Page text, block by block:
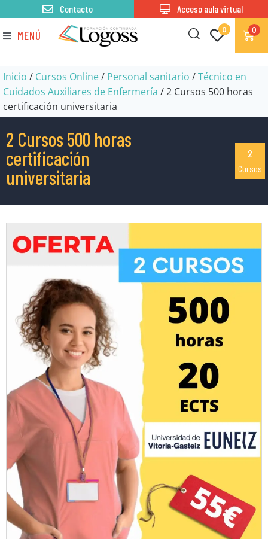
MENÚ 0 0
Contacto Acceso aula virtual
Inicio / Cursos Online/ Personal sanitario /Técnico en
Cuidados Auxiliares de Enfermería / 2 Cursos 500 horas
certificación universitaria
2 Cursos 500 horas
certificación
universitaria
2
Cursos